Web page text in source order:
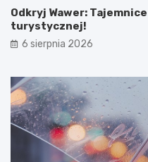
Odkryj Wawer:
turystycznej!
6 sierpnia 2026